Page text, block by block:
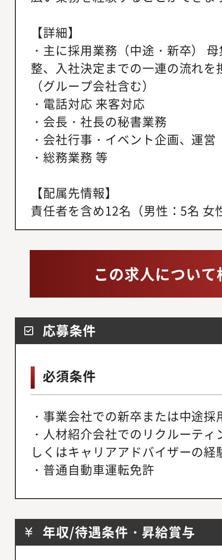
【詳細】
・主に採用業務（中途・新卒）
整、入社決定までの一連の流れ
（グループ会社含む）
・電話対応 来客対応
・会長・社長の秘書業務
・会社行事・イベント企画、運営
・総務業務 等
【配属先情報】
責任者を含め12名（男性：5名 女
この求人につい
応募条件
必須条件
・事業会社での新卒または中途
・人材紹介会社でのリクルーテ
しくはキャリアアドバイザーの
・普通自動車運転免許
年収/待遇条件・昇給賞与